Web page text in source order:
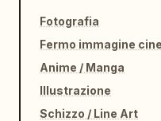
Fotografia
Anime / Manga
Illustrazione
Schizzo / Line Art